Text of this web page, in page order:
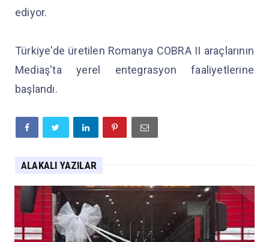
ediyor.
Türkiye'de üretilen Romanya COBRA II araçlarının
Mediaş'ta yerel entegrasyon faaliyetlerine
başlandı.
ALAKALI YAZILAR